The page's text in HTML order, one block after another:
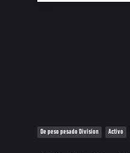
De peso pesado Division Activo